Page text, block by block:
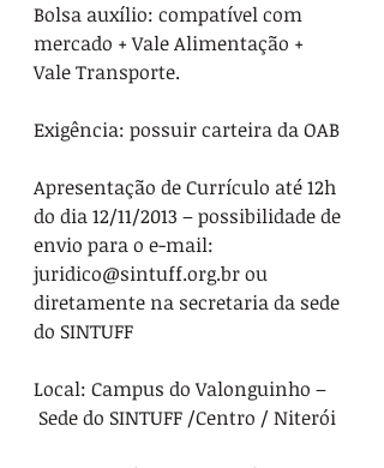
Bolsa auxílio: compatível com
mercado + Vale Alimentação +
Vale Transporte.
Exigência: possuir carteira da OAB
Apresentação de Currículo até 12h
do dia 12/11/2013 – possibilidade de
envio para o e-mail:
juridico@sintuff.org.br ou
diretamente na secretaria da sede
do SINTUFF
Local: Campus do Valonguinho –
Sede do SINTUFF /Centro / Niterói